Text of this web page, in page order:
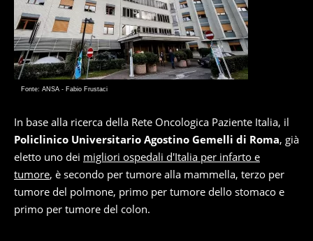
Fonte: ANSA - Fabio Frustaci
In base alla ricerca della Rete Oncologica Paziente Italia, il
Policlinico Universitario Agostino Gemelli di Roma, già
eletto uno dei migliori ospedali d'Italia per infarto e
tumore, è secondo per tumore alla mammella, terzo per
tumore del polmone, primo per tumore dello stomaco e
primo per tumore del colon.